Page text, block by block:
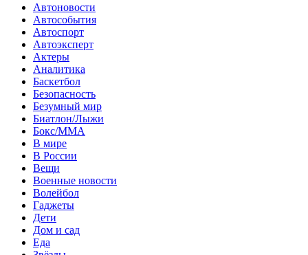
Автоновости
Автособытия
Автоспорт
Автоэксперт
Актеры
Аналитика
Баскетбол
Безопасность
Безумный мир
Биатлон/Лыжи
Бокс/MMA
В мире
В России
Вещи
Военные новости
Волейбол
Гаджеты
Дети
Дом и сад
Еда